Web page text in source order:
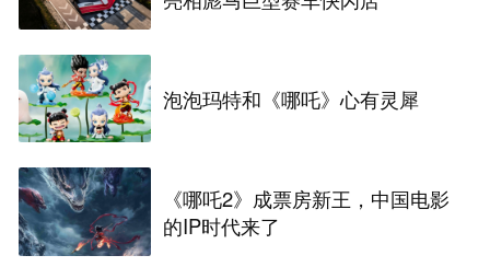
泡泡玛特和《哪吒》心有灵犀
《哪吒2》成票房新王，中国电影
的IP时代来了